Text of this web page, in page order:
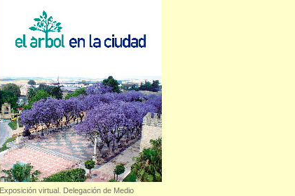
Exposición virtual. Delegación de Medio